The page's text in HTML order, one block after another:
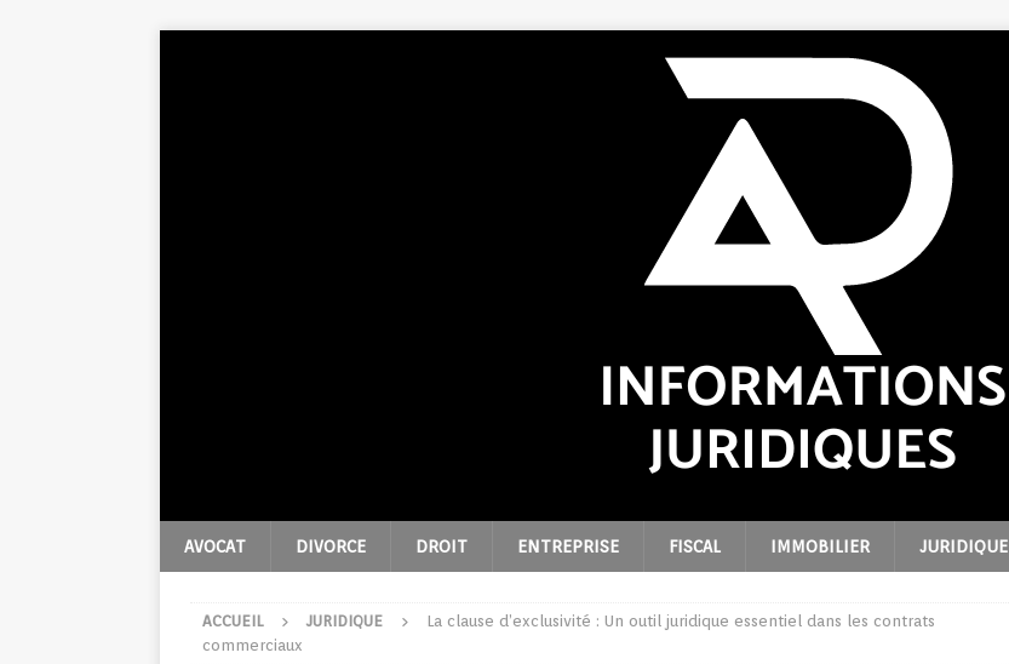
AVOCAT DIVORCE DROIT ENTREPRISE FISCAL IMMOBILIER JURIDIQUE
ACCUEIL JURIDIQUE
La clause d’exclusivité : Un outil juridique essentiel dans les contrats
commerciaux